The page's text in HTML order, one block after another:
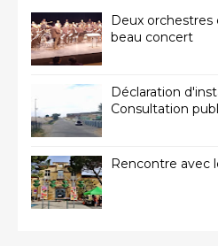
Deux
beau concert
Déclaration
Consultation
Rencontre avec